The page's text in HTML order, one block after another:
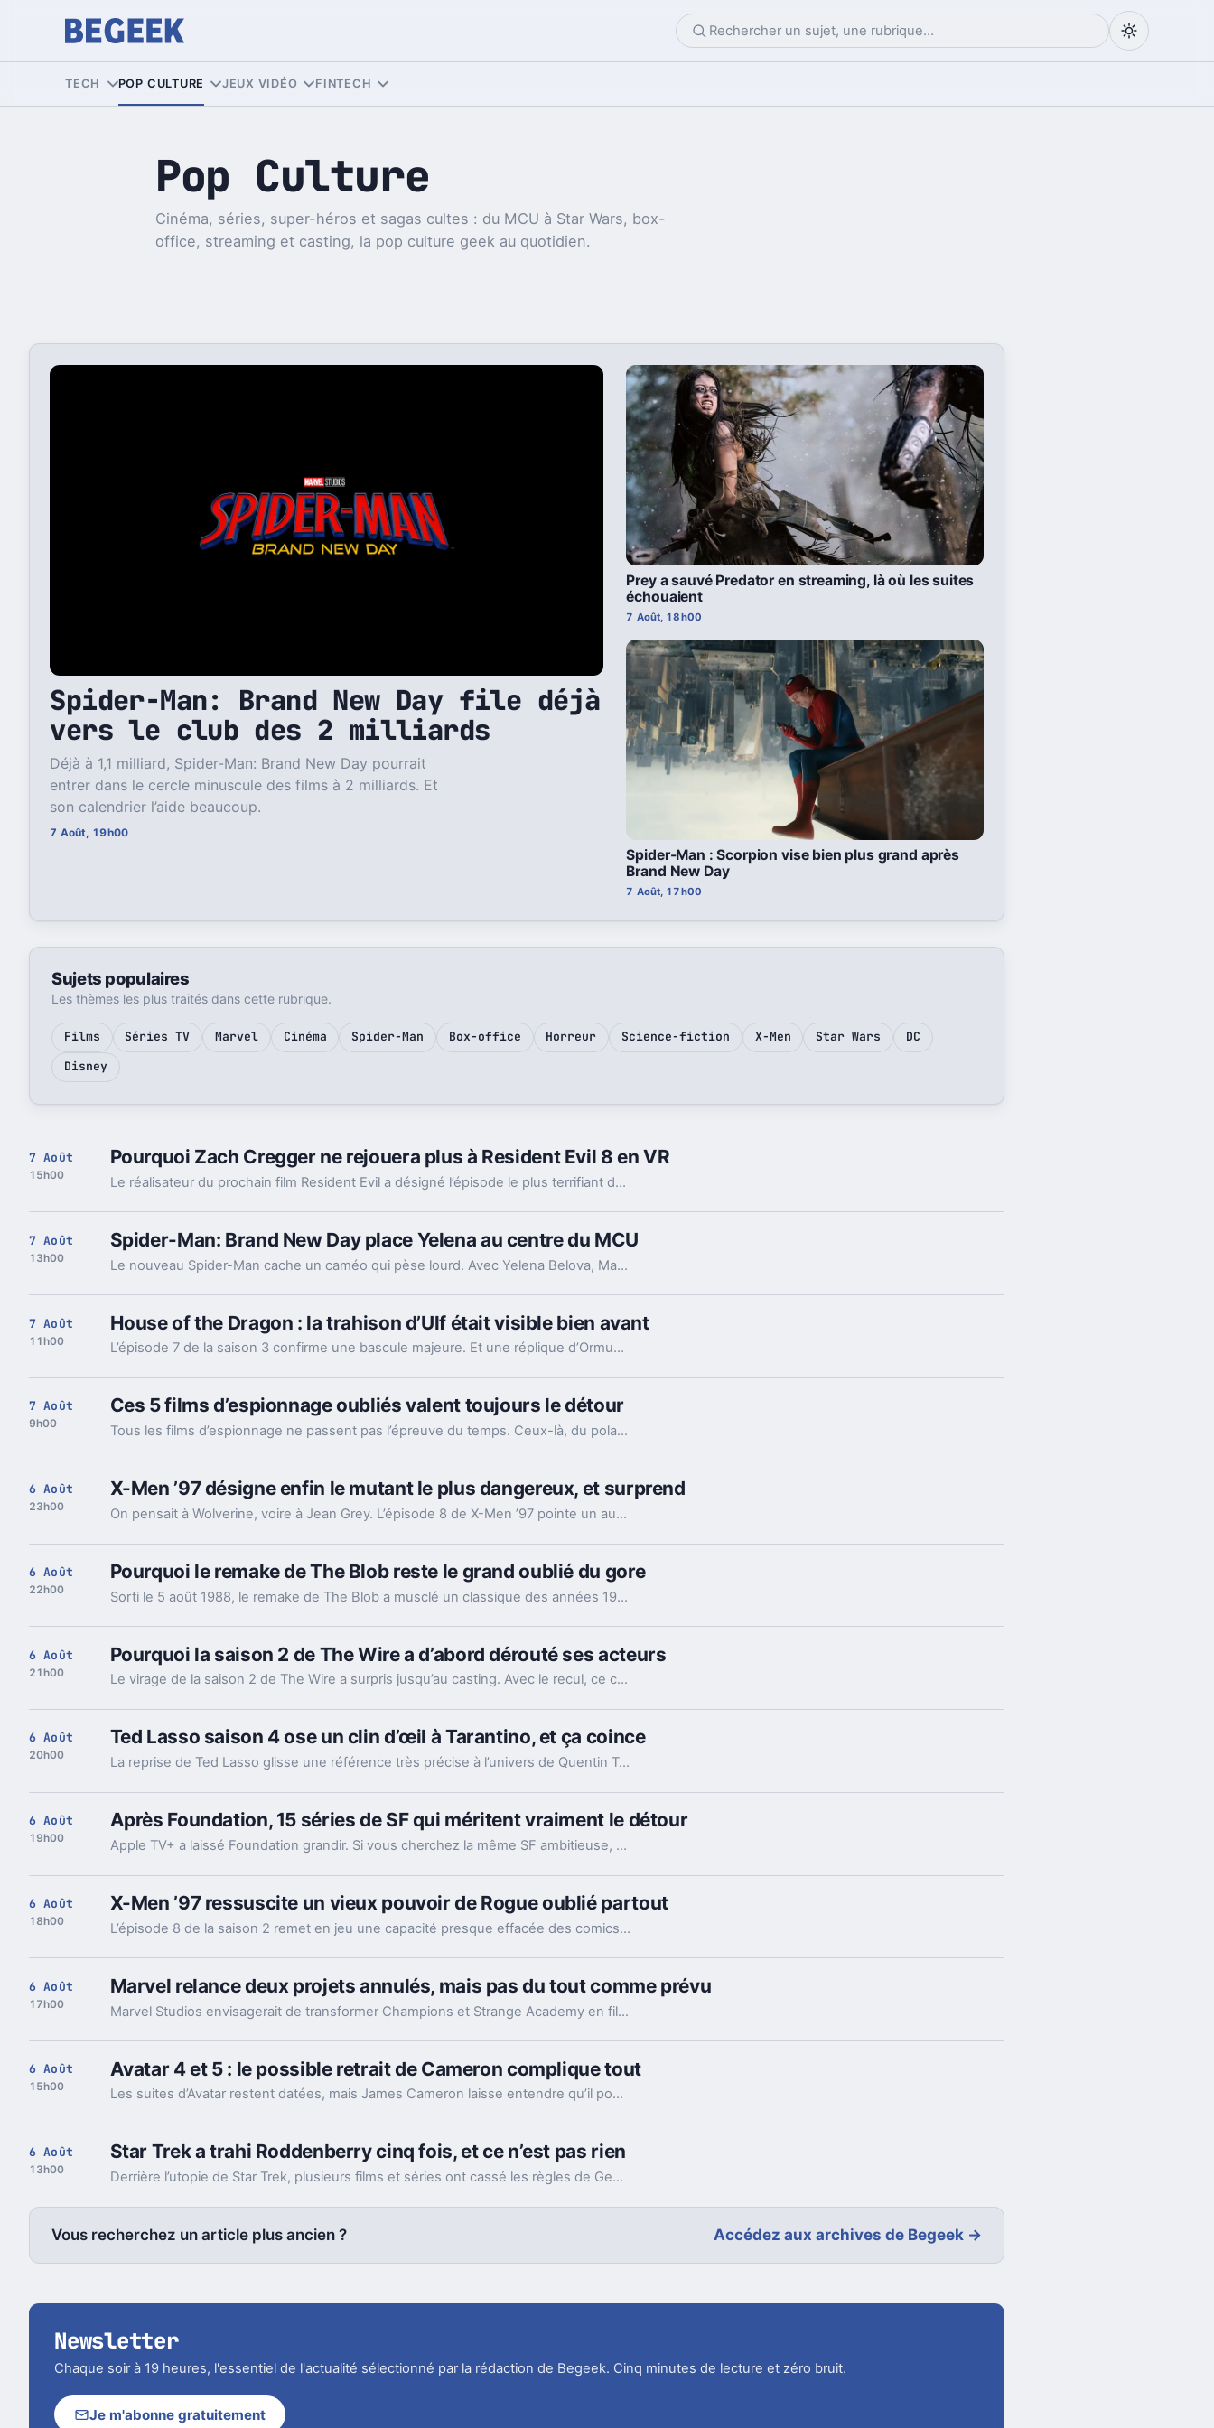
TECH POP CULTURE JEUX VIDÉO FINTECH
Pop Culture
Cinéma, séries, super-héros et sagas cultes : du MCU à Star Wars, box-
office, streaming et casting, la pop culture geek au quotidien.
Spider-Man: Brand New Day file déjà
vers le club des 2 milliards
Déjà à 1,1 milliard, Spider-Man: Brand New Day pourrait
entrer dans le cercle minuscule des films à 2 milliards. Et
son calendrier l’aide beaucoup.
7 Août, 19h00
Prey a sauvé Predator en streaming, là où les suites
échouaient
7 Août, 18h00
Spider-Man : Scorpion vise bien plus grand après
Brand New Day
7 Août, 17h00
Sujets populaires
Les thèmes les plus traités dans cette rubrique.
Films Séries TV Marvel Cinéma Spider-Man Box-office Horreur Science-fiction X-Men Star Wars
DC
Disney
7 Août
15h00
Pourquoi Zach Cregger ne rejouera plus à Resident Evil 8 en VR
Le réalisateur du prochain film Resident Evil a désigné l’épisode le plus terrifiant de la saga. Et la VR a clairement changé la donne.
7 Août
13h00
Spider-Man: Brand New Day place Yelena au centre du MCU
Le nouveau Spider-Man cache un caméo qui pèse lourd. Avec Yelena Belova, Marvel désigne peut-être enfin son nouveau point d’ancrage.
7 Août
11h00
House of the Dragon : la trahison d’Ulf était visible bien avant
L’épisode 7 de la saison 3 confirme une bascule majeure. Et une réplique d’Ormund Hightower, glissée plus tôt, change déjà la lecture du final.
7 Août
9h00
Ces 5 films d’espionnage oubliés valent toujours le détour
Tous les films d’espionnage ne passent pas l’épreuve du temps. Ceux-là, du polar de guerre à la parodie française, tiennent encore très bien.
6 Août
23h00
X-Men ’97 désigne enfin le mutant le plus dangereux, et surprend
On pensait à Wolverine, voire à Jean Grey. L’épisode 8 de X-Men ’97 pointe un autre mutant, et sa démonstration fait assez mal.
6 Août
22h00
Pourquoi le remake de The Blob reste le grand oublié du gore
Sorti le 5 août 1988, le remake de The Blob a musclé un classique des années 1950. Échec commercial à l’époque, il a pourtant laissé une vraie trace.
6 Août
21h00
Pourquoi la saison 2 de The Wire a d’abord dérouté ses acteurs
Le virage de la saison 2 de The Wire a surpris jusqu’au casting. Avec le recul, ce choix raconte ce que la série voulait vraiment montrer.
6 Août
20h00
Ted Lasso saison 4 ose un clin d’œil à Tarantino, et ça coince
La reprise de Ted Lasso glisse une référence très précise à l’univers de Quentin Tarantino. Le détail amuse, mais il crée surtout un vrai décalage.
6 Août
19h00
Après Foundation, 15 séries de SF qui méritent vraiment le détour
Apple TV+ a laissé Foundation grandir. Si vous cherchez la même SF ambitieuse, voilà 15 séries qui prolongent ses idées, chacune à sa façon.
6 Août
18h00
X-Men ’97 ressuscite un vieux pouvoir de Rogue oublié partout
L’épisode 8 de la saison 2 remet en jeu une capacité presque effacée des comics de Rogue. Et ce détail change la lecture de toute l’intrigue.
6 Août
17h00
Marvel relance deux projets annulés, mais pas du tout comme prévu
Marvel Studios envisagerait de transformer Champions et Strange Academy en films. Un virage qui en dit long sur l’état de sa stratégie.
6 Août
15h00
Avatar 4 et 5 : le possible retrait de Cameron complique tout
Les suites d’Avatar restent datées, mais James Cameron laisse entendre qu’il pourrait passer la main. Et là, l’équation change vraiment.
6 Août
13h00
Star Trek a trahi Roddenberry cinq fois, et ce n’est pas rien
Derrière l’utopie de Star Trek, plusieurs films et séries ont cassé les règles de Gene Roddenberry. Et parfois, c’est justement ce qui les a rendus meilleurs.
Vous recherchez un article plus ancien ? Accédez aux archives de Begeek →
Newsletter
Chaque soir à 19 heures, l'essentiel de l'actualité sélectionné par la rédaction de Begeek. Cinq minutes de lecture et zéro bruit.
Je m'abonne gratuitement